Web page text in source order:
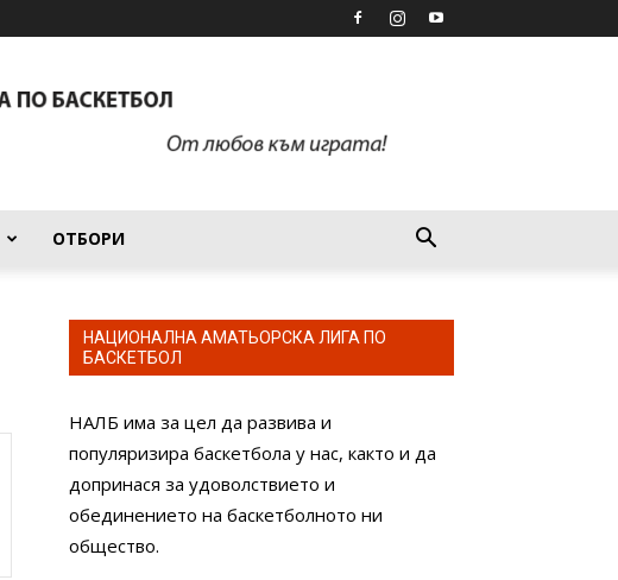
ОТБОРИ
НАЦИОНАЛНА АМАТЬОРСКА ЛИГА ПО
БАСКЕТБОЛ
НАЛБ има за цел да развива и
популяризира баскетбола у нас, както и да
допринася за удоволствието и
обединението на баскетболното ни
общество.